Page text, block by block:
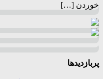
خوردن […]
پربازدیدها